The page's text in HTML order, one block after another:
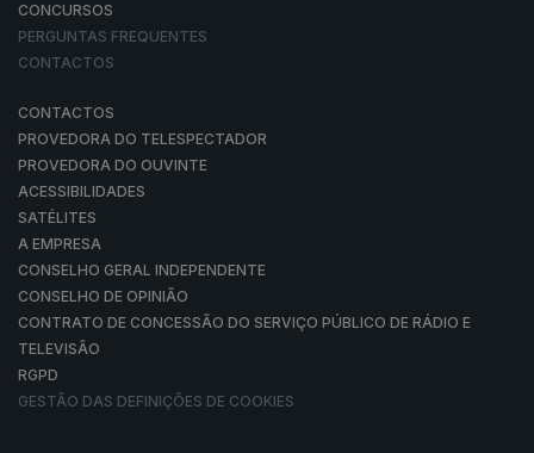
CONCURSOS
PERGUNTAS FREQUENTES
CONTACTOS
CONTACTOS
PROVEDORA DO TELESPECTADOR
PROVEDORA DO OUVINTE
ACESSIBILIDADES
SATÉLITES
A EMPRESA
CONSELHO GERAL INDEPENDENTE
CONSELHO DE OPINIÃO
CONTRATO DE CONCESSÃO DO SERVIÇO PÚBLICO DE RÁDIO E
TELEVISÃO
RGPD
GESTÃO DAS DEFINIÇÕES DE COOKIES